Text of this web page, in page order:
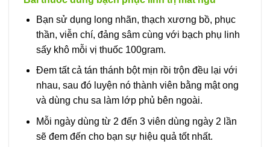
Bạn sử dụng long nhãn, thạch xương bồ, phục
thần, viễn chí, đảng sâm cùng với bạch phụ linh
sấy khô mỗi vị thuốc 100gram.
Đem tất cả tán thánh bột mịn rồi trộn đều lại với
nhau, sau đó luyện nó thành viên bằng mật ong
và dùng chu sa làm lớp phủ bên ngoài.
Mỗi ngày dùng từ 2 đến 3 viên dùng ngày 2 lần
sẽ đem đến cho bạn sự hiệu quả tốt nhất.